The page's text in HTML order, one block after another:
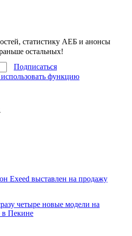
статистику АЕБ и анонсы
остальных!
Подписаться
Exeed выставлен на продажу
четыре новые модели на
в Пекине